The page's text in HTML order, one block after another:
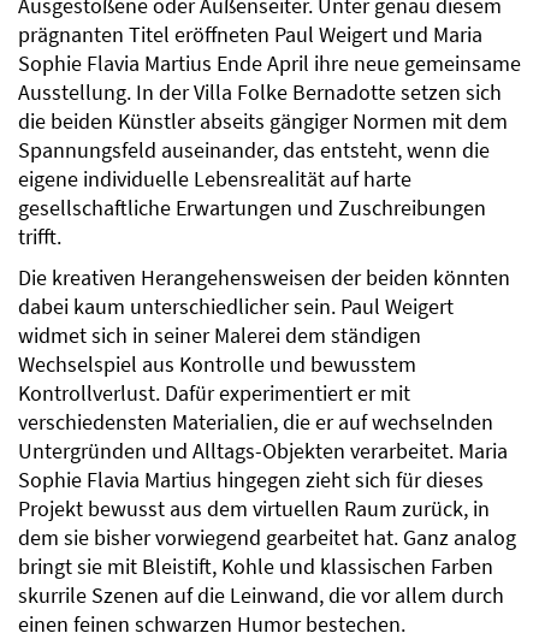
Ausgestoßene oder Außenseiter. Unter genau diesem
prägnanten Titel eröffneten Paul Weigert und Maria
Sophie Flavia Martius Ende April ihre neue gemeinsame
Ausstellung. In der Villa Folke Bernadotte setzen sich
die beiden Künstler abseits gängiger Normen mit dem
Spannungsfeld auseinander, das entsteht, wenn die
eigene individuelle Lebensrealität auf harte
gesellschaftliche Erwartungen und Zuschreibungen
trifft.
Die kreativen Herangehensweisen der beiden könnten
dabei kaum unterschiedlicher sein. Paul Weigert
widmet sich in seiner Malerei dem ständigen
Wechselspiel aus Kontrolle und bewusstem
Kontrollverlust. Dafür experimentiert er mit
verschiedensten Materialien, die er auf wechselnden
Untergründen und Alltags-Objekten verarbeitet. Maria
Sophie Flavia Martius hingegen zieht sich für dieses
Projekt bewusst aus dem virtuellen Raum zurück, in
dem sie bisher vorwiegend gearbeitet hat. Ganz analog
bringt sie mit Bleistift, Kohle und klassischen Farben
skurrile Szenen auf die Leinwand, die vor allem durch
einen feinen schwarzen Humor bestechen.